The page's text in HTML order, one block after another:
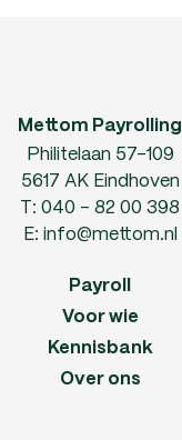
Mettom Payrolling
Philitelaan 57-109
5617 AK Eindhoven
T: 040 - 82 00 398
E: info@mettom.nl
Payroll
Voor wie
Kennisbank
Over ons